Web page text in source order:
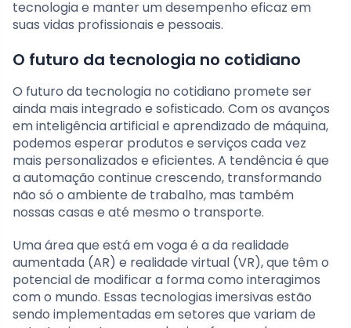
tecnologia e manter um desempenho eficaz em
suas vidas profissionais e pessoais.
O futuro da tecnologia no cotidiano
O futuro da tecnologia no cotidiano promete ser
ainda mais integrado e sofisticado. Com os avanços
em inteligência artificial e aprendizado de máquina,
podemos esperar produtos e serviços cada vez
mais personalizados e eficientes. A tendência é que
a automação continue crescendo, transformando
não só o ambiente de trabalho, mas também
nossas casas e até mesmo o transporte.
Uma área que está em voga é a da realidade
aumentada (AR) e realidade virtual (VR), que têm o
potencial de modificar a forma como interagimos
com o mundo. Essas tecnologias imersivas estão
sendo implementadas em setores que variam de